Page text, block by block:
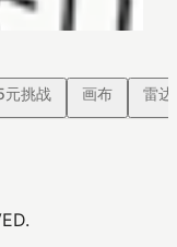
元挑战 画布 雷达